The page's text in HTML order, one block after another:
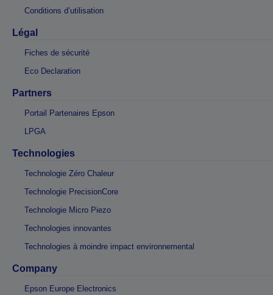
Conditions d’utilisation
Légal
Fiches de sécurité
Eco Declaration
Partners
Portail Partenaires Epson
LPGA
Technologies
Technologie Zéro Chaleur
Technologie PrecisionCore
Technologie Micro Piezo
Technologies innovantes
Technologies à moindre impact environnemental
Company
Epson Europe Electronics